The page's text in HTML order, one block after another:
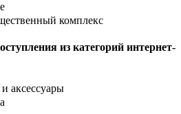
комплекс
из категорий интернет-
аксессуары